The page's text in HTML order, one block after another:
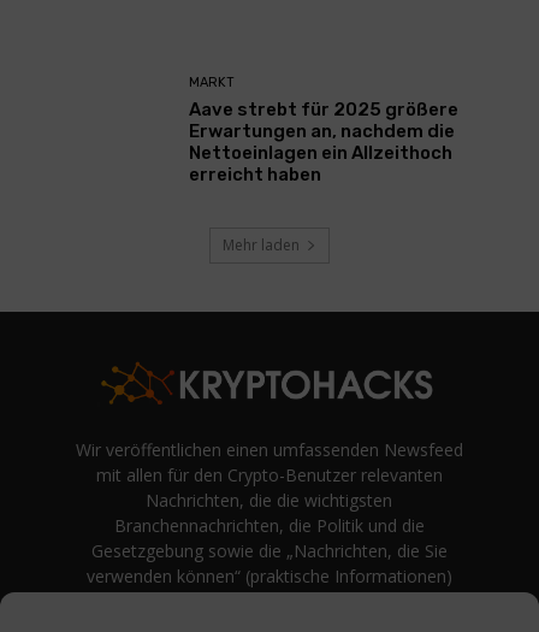
MARKT
Aave strebt für 2025 größere
Erwartungen an, nachdem die
Nettoeinlagen ein Allzeithoch
erreicht haben
Mehr laden
Wir veröffentlichen einen umfassenden Newsfeed
mit allen für den Crypto-Benutzer relevanten
Nachrichten, die die wichtigsten
Branchennachrichten, die Politik und die
Gesetzgebung sowie die „Nachrichten, die Sie
verwenden können“ (praktische Informationen)